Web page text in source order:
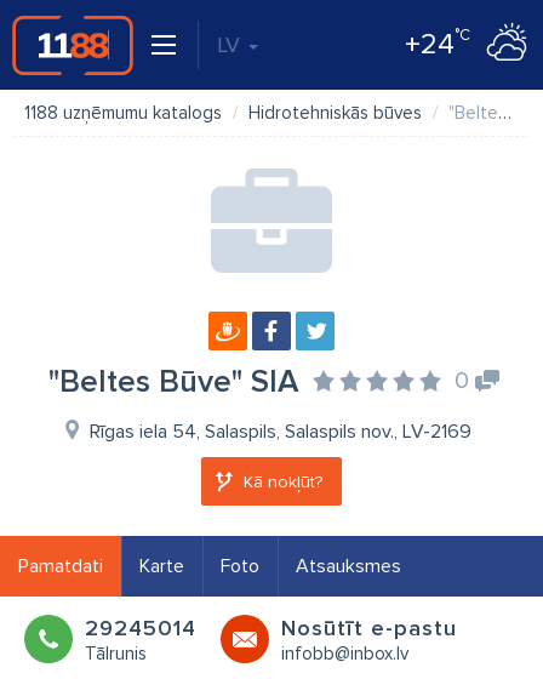
LV +24°C
1188 uzņēmumu katalogs Hidrotehniskās būves "Beltes Būve" SIA
"Beltes Būve" SIA 0
Rīgas iela 54, Salaspils, Salaspils nov., LV-2169
Kā nokļūt?
Pamatdati Karte Foto Atsauksmes
29245014
Tālrunis
Nosūtīt e-pastu
infobb@inbox.lv